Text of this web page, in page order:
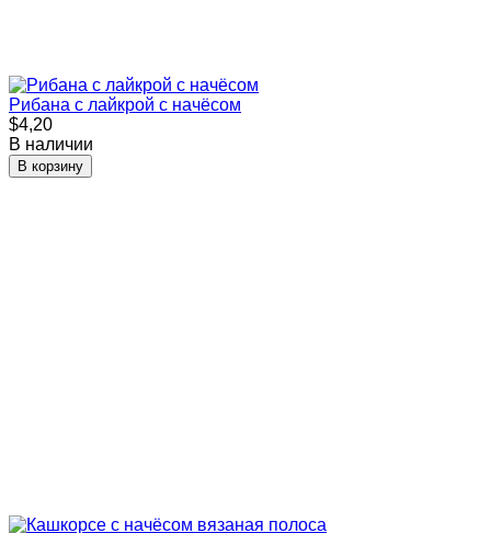
Рибана с лайкрой с начёсом
$4,20
В наличии
В корзину